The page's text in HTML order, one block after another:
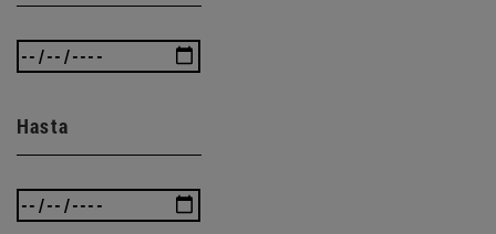
Hasta